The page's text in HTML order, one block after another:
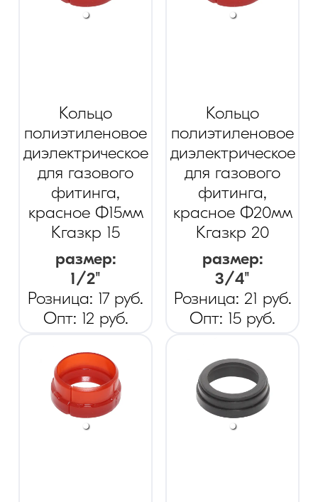
Кольцо
полиэтиленовое
диэлектрическое
для газового
фитинга,
красное Ф15мм
Кгазкр 15
размер:
1/2"
Розница: 17 руб.
Опт: 12 руб.
Кольцо
полиэтиленовое
диэлектрическое
для газового
фитинга,
красное Ф20мм
Кгазкр 20
размер:
3/4"
Розница: 21 руб.
Опт: 15 руб.